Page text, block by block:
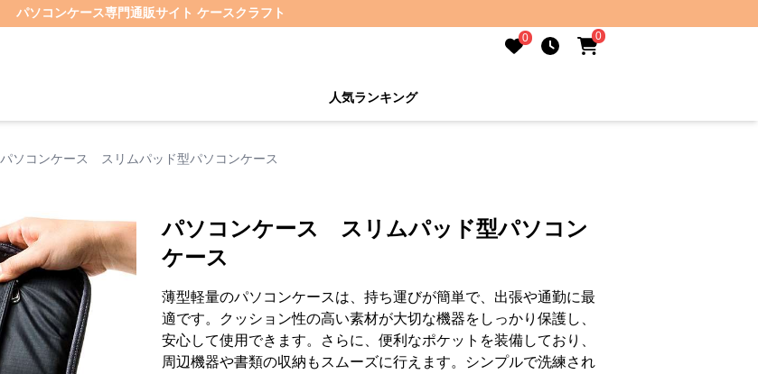
パソコンケース専門通販サイト ケースクラフト
0 0
人気ランキング
パソコンケース スリムパッド型パソコンケース
パソコンケース スリムパッド型パソコン
ケース
薄型軽量のパソコンケースは、持ち運びが簡単で、出張や通勤に最
適です。クッション性の高い素材が大切な機器をしっかり保護し、
安心して使用できます。さらに、便利なポケットを装備しており、
周辺機器や書類の収納もスムーズに行えます。シンプルで洗練され